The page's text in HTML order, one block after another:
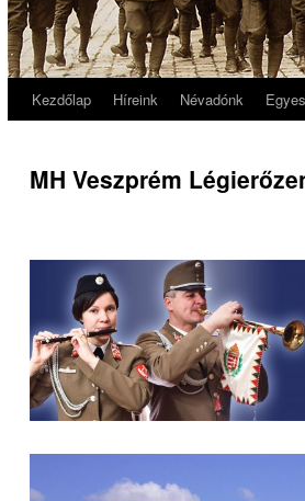
Kilépés
tartalomba
Kezdőlap Híreink Névadónk
MH Veszprém